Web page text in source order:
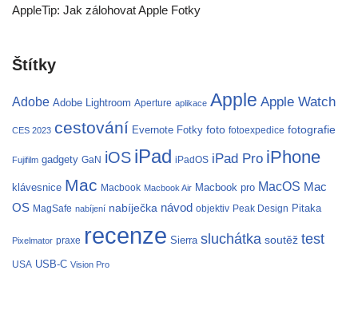
AppleTip: Jak zálohovat Apple Fotky
Štítky
Adobe Adobe Lightroom Aperture aplikace Apple Apple Watch
CES 2023 cestování Evernote Fotky foto fotoexpedice fotografie
Fujifilm gadgety GaN iOS iPad iPadOS iPad Pro iPhone
klávesnice Mac Macbook Macbook Air Macbook pro MacOS Mac
OS MagSafe nabíjení nabíječka návod objektiv Peak Design Pitaka
Pixelmator praxe recenze Sierra sluchátka soutěž test
USA USB-C Vision Pro